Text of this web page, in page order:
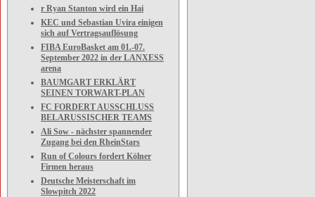
r Ryan Stanton wird ein Hai
KEC und Sebastian Uvira einigen
sich auf Vertragsauflösung
FIBA EuroBasket am 01.-07.
September 2022 in der LANXESS
arena
BAUMGART ERKLÄRT
SEINEN TORWART-PLAN
FC FORDERT AUSSCHLUSS
BELARUSSISCHER TEAMS
Ali Sow - nächster spannender
Zugang bei den RheinStars
Run of Colours fordert Kölner
Firmen heraus
Deutsche Meisterschaft im
Slowpitch 2022